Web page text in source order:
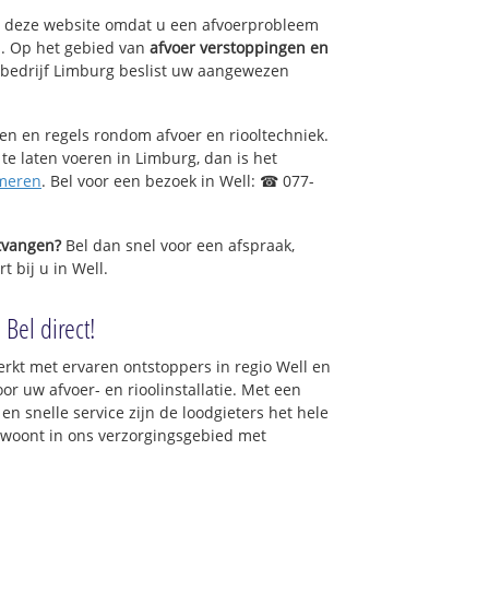
website omdat u een afvoerprobleem
Op het gebied van afvoer verstoppingen en
Limburg beslist uw aangewezen
en regels rondom afvoer en riooltechniek.
laten voeren in Limburg, dan is het
. Bel voor een bezoek in Well: ☎ 077-
Bel dan snel voor een afspraak,
bij u in Well.
direct!
met ervaren ontstoppers in regio Well en
uw afvoer- en rioolinstallatie. Met een
snelle service zijn de loodgieters het hele
in ons verzorgingsgebied met